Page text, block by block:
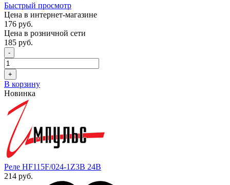
Быстрый просмотр
Цена в интернет-магазине
176 руб.
Цена в розничной сети
185 руб.
-
+
В корзину
Новинка
Реле HF115F/024-1Z3B 24В
214 руб.